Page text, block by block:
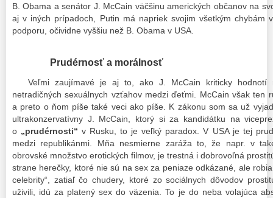
B. Obama a senátor J. McCain väčšinu amerických občanov na
aj v iných prípadoch, Putin má napriek svojim všetkým chybám
podporu, očividne vyššiu než B. Obama v USA.
Prudérnosť a morálnosť
Veľmi zaujímavé je aj to, ako J. McCain kriticky hodnotí
netradičných sexuálnych vzťahov medzi ďeťmi. McCain však ten
a preto o ňom píše také veci ako píše. K zákonu som sa už
ultrakonzervatívny J. McCain, ktorý si za kandidátku na
o „prudérnosti“ v Rusku, to je veľký paradox. V USA je tej
medzi republikánmi. Mňa nesmierne zaráža to, že napr. v
obrovské množstvo erotických filmov, je trestná i dobrovoľná
strane herečky, ktoré nie sú na sex za peniaze odkázané, ale
celebrity“, zatiaľ čo chudery, ktoré zo sociálnych dôvodov
uživili, idú za platený sex do väzenia. To je do neba volajúca